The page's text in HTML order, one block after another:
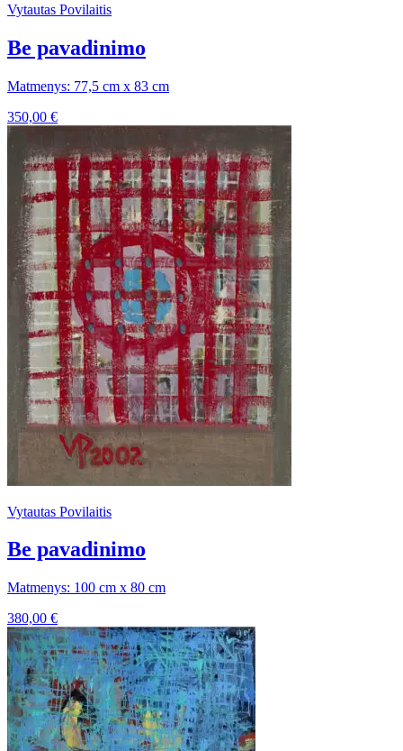
Vytautas Povilaitis
Be pavadinimo
Matmenys: 77,5 cm x 83 cm
350,00 €
Vytautas Povilaitis
Be pavadinimo
Matmenys: 100 cm x 80 cm
380,00 €